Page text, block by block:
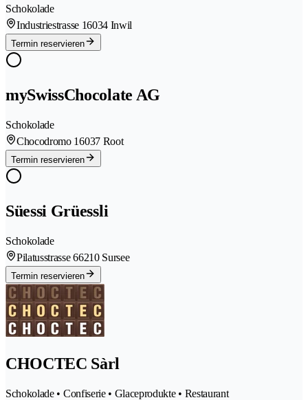
Schokolade
Industriestrasse 16034 Inwil
Termin reservieren
mySwissChocolate AG
Schokolade
Chocodromo 16037 Root
Termin reservieren
Süessi Grüessli
Schokolade
Pilatusstrasse 66210 Sursee
Termin reservieren
CHOCTEC Sàrl
Schokolade • Confiserie • Glaceprodukte • Restaurant